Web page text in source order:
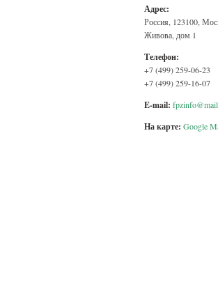
Адрес:
Россия, 123100,
Живова, дом 1
Телефон:
+7 (499) 259-06-23
+7 (499) 259-16-07
E-mail:
На карте: Google